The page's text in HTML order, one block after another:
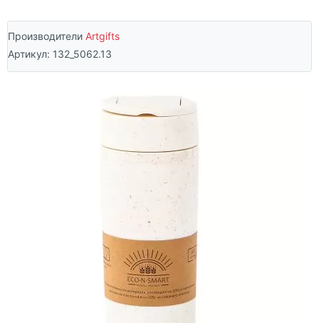
Производители Artgifts
Артикул: 132_5062.13